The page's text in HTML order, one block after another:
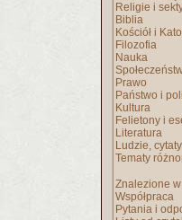
Religie i
Biblia
Kościół i
Filozofia
Nauka
Prawo
Państwo i
Kultura
Felietony i
Literatura
Ludzie, cytaty
Tematy
Znalezione
Współpraca
Pytania i